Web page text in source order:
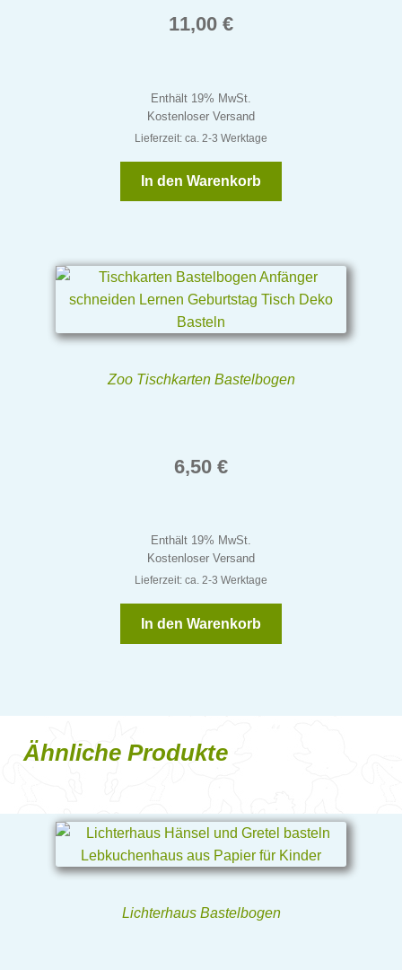
11,00 €
Enthält 19% MwSt.
Kostenloser Versand
Lieferzeit: ca. 2-3 Werktage
In den Warenkorb
Zoo Tischkarten Bastelbogen
6,50 €
Enthält 19% MwSt.
Kostenloser Versand
Lieferzeit: ca. 2-3 Werktage
In den Warenkorb
Ähnliche Produkte
Lichterhaus Bastelbogen